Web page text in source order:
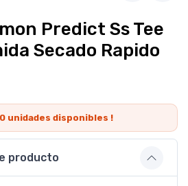
Predict Ss Tee
Secado Rapido
0unidades disponibles !
producto